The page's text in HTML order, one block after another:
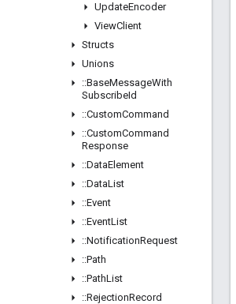
UpdateEncoder
ViewClient
Structs
Unions
::BaseMessageWith
SubscribeId
::CustomCommand
::CustomCommand
Response
::DataElement
::DataList
::Event
::EventList
::NotificationRequest
::Path
::PathList
::RejectionRecord